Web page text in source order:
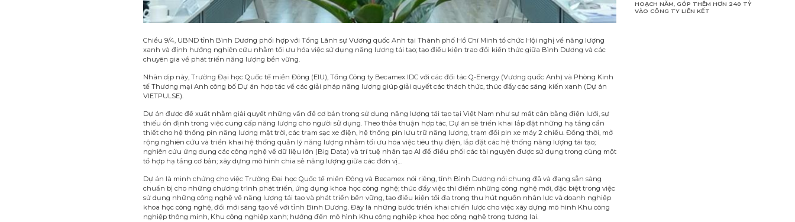
Chiều 9/4, UBND tỉnh Bình Dương phối hợp với Tổng Lãnh sự Vương quốc Anh tại Thành phố Hồ Chí Minh tổ chức Hội nghị về năng lượng
xanh và định hướng nghiên cứu nhằm tối ưu hóa việc sử dụng năng lượng tái tạo; tạo điều kiện trao đổi kiến thức giữa Bình Dương và các
chuyên gia về phát triển năng lượng bền vững.
Nhân dịp này, Trường Đại học Quốc tế miền Đông (EIU), Tổng Công ty Becamex IDC với các đối tác Q-Energy (Vương quốc Anh) và Phòng Kinh
tế Thương mại Anh công bố Dự án hợp tác về các giải pháp năng lượng giúp giải quyết các thách thức, thúc đẩy các sáng kiến xanh (Dự án
VIETPULSE).
Dự án được đề xuất nhằm giải quyết những vấn đề cơ bản trong sử dụng năng lượng tái tạo tại Việt Nam như sự mất cân bằng điện lưới, sự
thiếu ổn định trong việc cung cấp năng lượng cho người sử dụng. Theo thỏa thuận hợp tác, Dự án sẽ triển khai lắp đặt những hạ tầng cần
thiết cho hệ thống pin năng lượng mặt trời, các trạm sạc xe điện, hệ thống pin lưu trữ năng lượng, trạm đổi pin xe máy 2 chiều. Đồng thời, mở
rộng nghiên cứu và triển khai hệ thống quản lý năng lượng nhằm tối ưu hóa việc tiêu thụ điện, lắp đặt các hệ thống năng lượng tái tạo;
nghiên cứu ứng dụng các công nghệ về dữ liệu lớn (Big Data) và trí tuệ nhân tạo AI để điều phối các tài nguyên được sử dụng trong cùng một
tổ hợp hạ tầng cơ bản; xây dựng mô hình chia sẻ năng lượng giữa các đơn vị…
Dự án là minh chứng cho việc Trường Đại học Quốc tế miền Đông và Becamex nói riêng, tỉnh Bình Dương nói chung đã và đang sẵn sàng
chuẩn bị cho những chương trình phát triển, ứng dụng khoa học công nghệ; thúc đẩy việc thí điểm những công nghệ mới, đặc biệt trong việc
sử dụng những công nghệ về năng lượng tái tạo và phát triển bền vững, tạo điều kiện tối đa trong thu hút nguồn nhân lực và doanh nghiệp
khoa học công nghệ, đổi mới sáng tạo về với tỉnh Bình Dương. Đây là những bước triển khai chiến lược cho việc xây dựng mô hình Khu công
nghiệp thông minh, Khu công nghiệp xanh; hướng đến mô hình Khu công nghiệp khoa học công nghệ trong tương lai.
HOẠCH NĂM, GÓP THÊM HƠN 240 TỶ
VÀO CÔNG TY LIÊN KẾT